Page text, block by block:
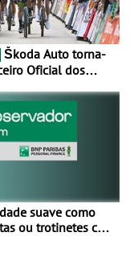
Oficial dos
da UCI - Para
de 2025 e 2026
suave como
ou trotinetes com